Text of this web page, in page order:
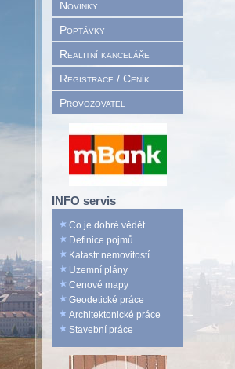
Novinky
Poptávky
Realitní kanceláře
Registrace / Ceník
Provozovatel
INFO servis
Co je dobré vědět
Definice pojmů
Katastr nemovitostí
Územní plány
Cenové mapy
Geodetické práce
Architektonické práce
Stavební práce